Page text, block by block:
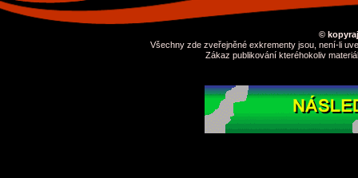
©
Všechny zde zveřejněné exkrementy jsou, není-li
Zákaz publikování kteréhokoliv